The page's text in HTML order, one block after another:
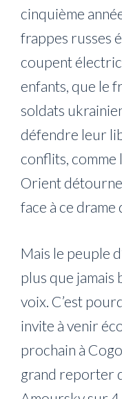
cinquième
frappes russes
coupent
enfants, que le
soldats
défendre leur
conflits, comme
Orient
face à ce drame
Mais le peuple
plus que jamais
voix. C’est
invite à venir
prochain à
grand reporter